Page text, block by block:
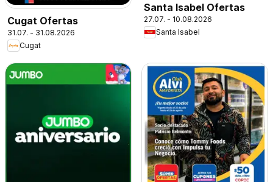
Cugat Ofertas
31.07. - 31.08.2026
Cugat
Santa Isabel Ofertas
27.07. - 10.08.2026
Santa Isabel